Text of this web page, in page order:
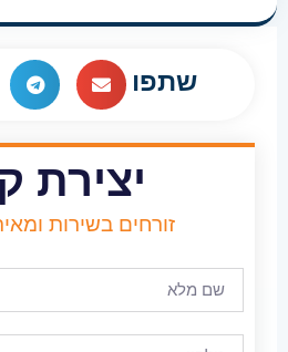
שתפו
יצירת
זורחים בשירות